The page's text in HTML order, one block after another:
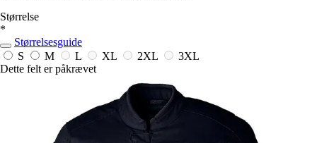
Størrelse
*
Størrelsesguide
S
M L XL 2XL
3XL
Dette felt er påkrævet